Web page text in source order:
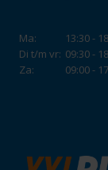
Ma:
13:30 -
Di t/m vr: 09:30 -
Za:
09:00 -